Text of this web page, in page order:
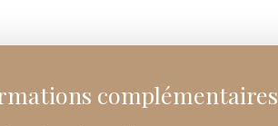
complémentaires